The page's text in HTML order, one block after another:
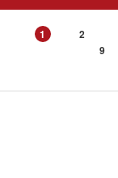
1 2
9